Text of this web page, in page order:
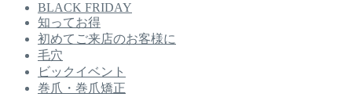
BLACK FRIDAY
知ってお得
初めてご来店のお客様に
毛穴
ビックイベント
巻爪・巻爪矯正